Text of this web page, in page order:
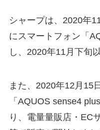
シャープは、2020年
にスマートフォン「
し、2020年11月下旬
また、2020年12月15
「AQUOS sense4
り、電量量販店・EC